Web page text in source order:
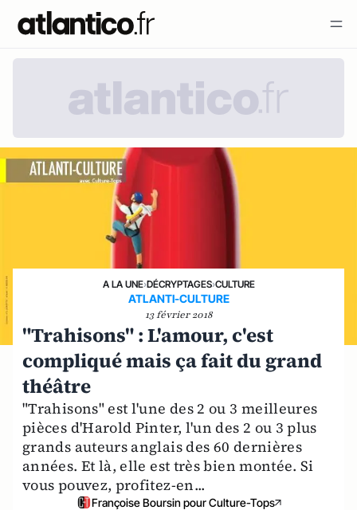
A LA UNE›DÉCRYPTAGES›CULTURE
ATLANTI-CULTURE
13 février 2018
"Trahisons" : L'amour, c'est
compliqué mais ça fait du grand
théâtre
"Trahisons" est l'une des 2 ou 3 meilleures
pièces d'Harold Pinter, l'un des 2 ou 3 plus
grands auteurs anglais des 60 dernières
années. Et là, elle est très bien montée. Si
vous pouvez, profitez-en...
Françoise Boursin pour Culture-Tops